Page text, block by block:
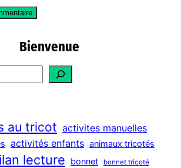
Bienvenue
au tricot activites manuelles
activités enfants animaux tricotés
lecture bonnet bonnet tricoté